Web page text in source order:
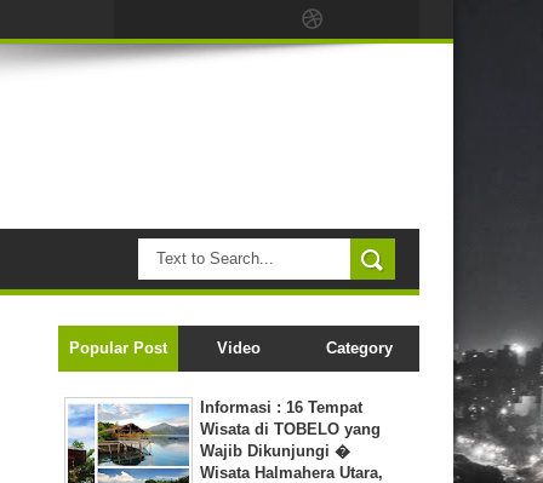
Popular Post Video Category
Informasi : 16 Tempat
Wisata di TOBELO yang
Wajib Dikunjungi �
Wisata Halmahera Utara,